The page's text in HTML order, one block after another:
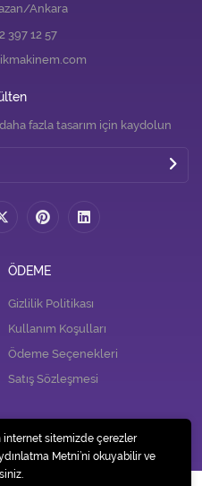
Ankara
397 12 57
fazla tasarım için kaydolun
ÖDEME
Gizlilik Politikası
Kullanım Koşulları
Ödeme Seçenekleri
Satış Sözleşmesi
sitemizde çerezler
Metni’ni okuyabilir ve